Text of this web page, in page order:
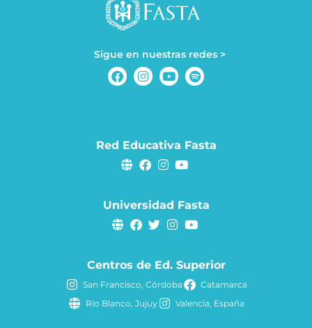
Sigue en nuestras redes >
Red Educativa Fasta
Universidad Fasta
Centros de Ed. Superior
San Francisco, Córdoba
Catamarca
Río Blanco, Jujuy
Valencia, España